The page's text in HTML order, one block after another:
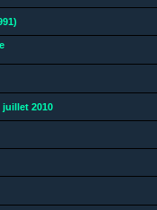
juillet 2010